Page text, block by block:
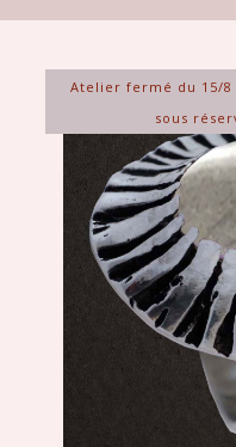
Atelier fermé du 15/8
sous